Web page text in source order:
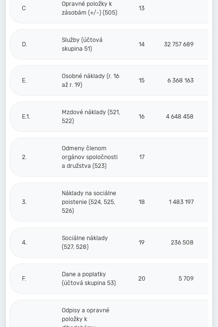
C
Opravné položky k
zásobám (+/-) (505)
13
D.
Služby (účtová
skupina 51)
14 32 757 689
E.
Osobné náklady (r. 16
až r. 19)
15 6 368 163
E.1.
Mzdové náklady (521,
522)
16 4 648 458
2.
Odmeny členom
orgánov spoločnosti
a družstva (523)
17
3.
Náklady na sociálne
poistenie (524, 525,
526)
18 1 483 197
4.
Sociálne náklady
(527, 528)
19 236 508
F.
Dane a poplatky
(účtová skupina 53)
20 5 709
Odpisy a opravné
položky k